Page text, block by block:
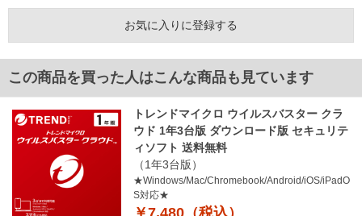
お気に入りに登録する
この商品を買った人はこんな商品も見ています
トレンドマイクロ ウイルスバスター クラ
ウド 1年3台版 ダウンロード版 セキュリテ
ィソフト 送料無料
（1年3台版）
★Windows/Mac/Chromebook/Android/iOS/iPadO
S対応★
￥7,480（税込）